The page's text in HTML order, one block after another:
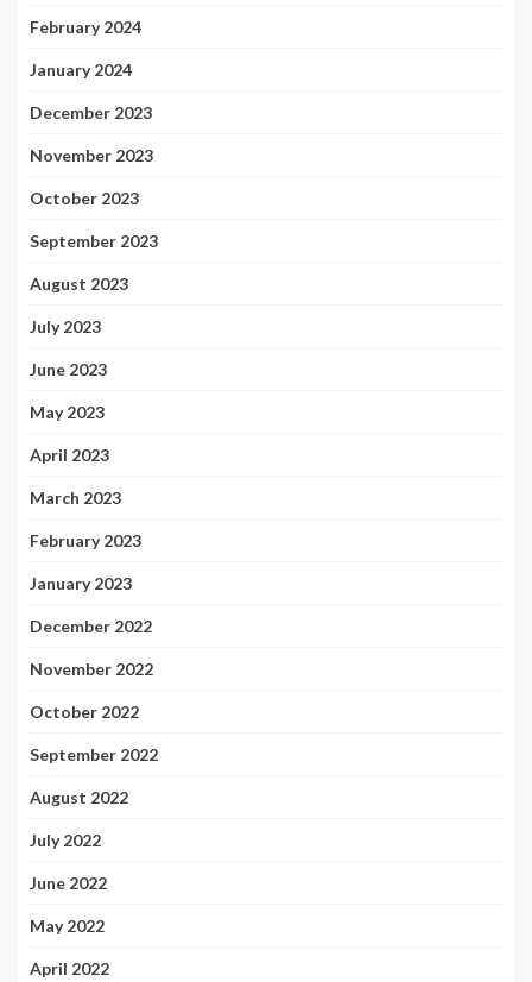
February 2024
January 2024
December 2023
November 2023
October 2023
September 2023
August 2023
July 2023
June 2023
May 2023
April 2023
March 2023
February 2023
January 2023
December 2022
November 2022
October 2022
September 2022
August 2022
July 2022
June 2022
May 2022
April 2022